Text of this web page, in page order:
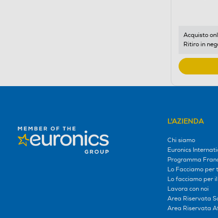
di
Youreko.
Acquisto
Ritiro in
L'AZIENDA
Chi siamo
Euronics
Programma
Lo Facciamo per
Lo facciamo per
Lavora con noi
Area Riservata
Area Riservata